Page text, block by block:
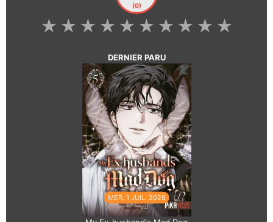
(0)
★
★
★
★
★
★
★
★
★
★
DERNIER PARU
MER. 1 JUIL. 2026